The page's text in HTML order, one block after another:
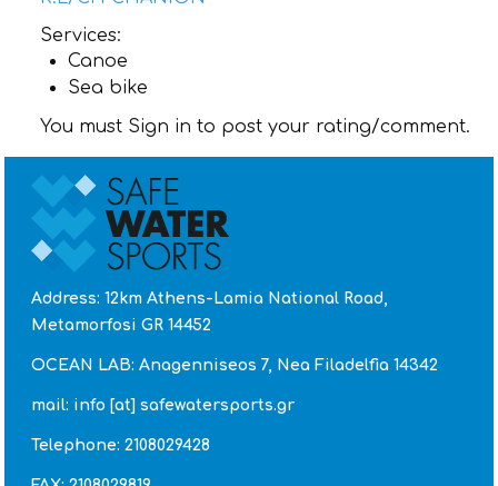
Services:
Canoe
Sea bike
You must Sign in to post your rating/comment.
Address: 12km Athens-Lamia National Road,
Metamorfosi GR 14452
OCEAN LAB: Anagenniseos 7, Nea Filadelfia 14342
mail: info [at] safewatersports.gr
Telephone: 2108029428